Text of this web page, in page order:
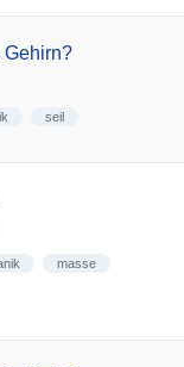
Gehirn?
seil
masse